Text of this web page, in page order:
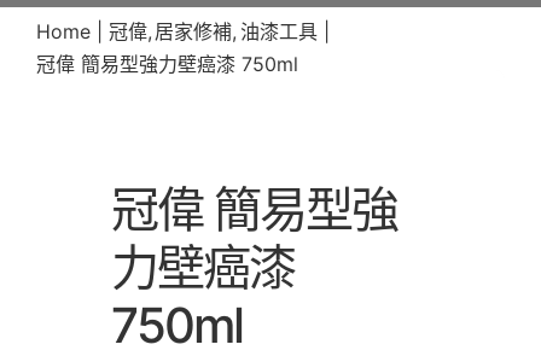
Home 冠偉 居家修補 油漆工具
冠偉 簡易型強力壁癌漆 750ml
冠偉 簡易型強
力壁癌漆
750ml